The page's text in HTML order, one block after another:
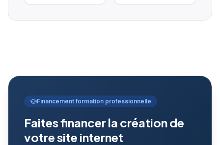
Financement formation professionnelle
Faites financer la création de
votre site internet